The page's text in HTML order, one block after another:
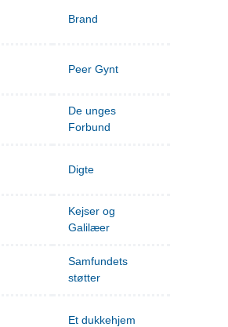
Brand
Peer Gynt
De unges
Forbund
Digte
Kejser og
Galilæer
Samfundets
støtter
Et dukkehjem